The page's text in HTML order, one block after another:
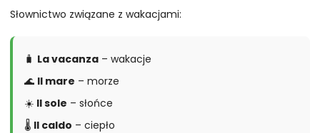
Słownictwo związane z wakacjami:
🧳 La vacanza – wakacje
🌊 Il mare – morze
☀️ Il sole – słońce
🌡️ Il caldo – ciepło